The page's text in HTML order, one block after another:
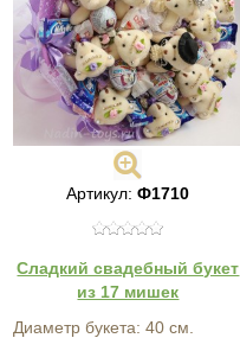
Артикул:Ф1710
Сладкий свадебный букет
из 17 мишек
Диаметр букета: 40 см.